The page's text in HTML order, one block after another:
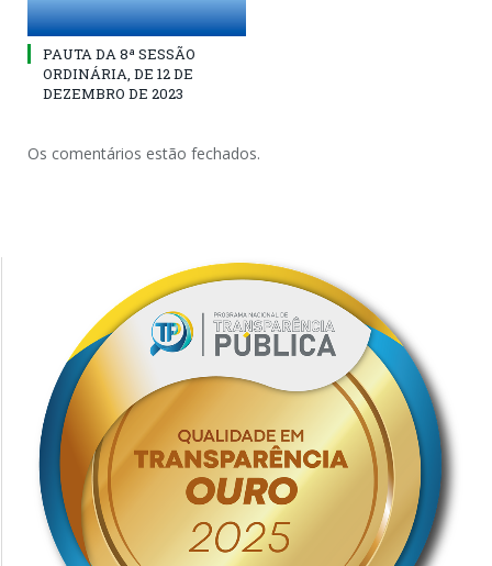
PAUTA DA 8ª SESSÃO
ORDINÁRIA, DE 12 DE
DEZEMBRO DE 2023
Os comentários estão fechados.